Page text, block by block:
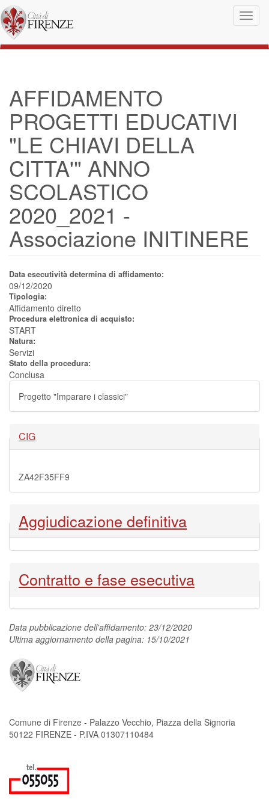
Salta al contenuto principale
AFFIDAMENTO
PROGETTI EDUCATIVI
"LE CHIAVI DELLA
CITTA'" ANNO
SCOLASTICO
2020_2021 -
Associazione INITINERE
Data esecutività determina di affidamento:
09/12/2020
Tipologia:
Affidamento diretto
Procedura elettronica di acquisto:
START
Natura:
Servizi
Stato della procedura:
Conclusa
Progetto "Imparare i classici"
Nascondi
CIG
ZA42F35FF9
Nascondi
Aggiudicazione definitiva
Nascondi
Contratto e fase esecutiva
Data pubblicazione dell'affidamento: 23/12/2020
Ultima aggiornamento della pagina: 15/10/2021
Comune di Firenze - Palazzo Vecchio, Piazza della Signoria
50122 FIRENZE - P.IVA 01307110484